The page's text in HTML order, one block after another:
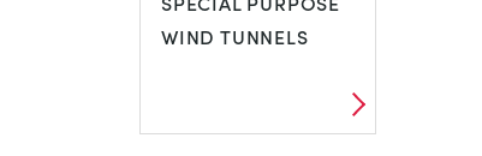
WIND TUNNELS